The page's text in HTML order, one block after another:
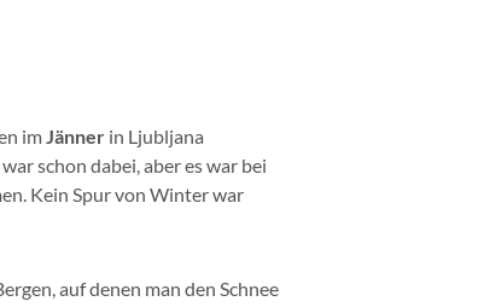
imJänner in Ljubljana
schon dabei, aber es war bei
Kein Spur von Winter war
auf denen man den Schnee